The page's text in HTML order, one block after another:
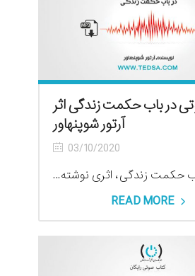
در باب حکمت زندگی اثر
آرتور شوپنهاور
03/10/2020
حکمت زندگی، اثری نوشته...
READ MORE